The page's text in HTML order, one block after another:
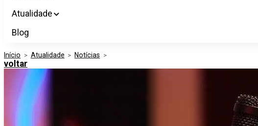
Atualidade
Blog
Início > Atualidade > Notícias >
voltar